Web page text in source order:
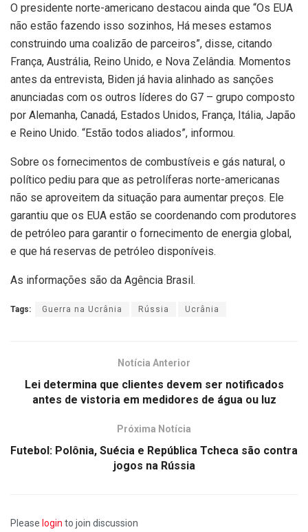
O presidente norte-americano destacou ainda que “Os EUA
não estão fazendo isso sozinhos, Há meses estamos
construindo uma coalizão de parceiros”, disse, citando
França, Austrália, Reino Unido, e Nova Zelândia. Momentos
antes da entrevista, Biden já havia alinhado as sanções
anunciadas com os outros líderes do G7 – grupo composto
por Alemanha, Canadá, Estados Unidos, França, Itália, Japão
e Reino Unido. “Estão todos aliados”, informou.
Sobre os fornecimentos de combustíveis e gás natural, o
político pediu para que as petrolíferas norte-americanas
não se aproveitem da situação para aumentar preços. Ele
garantiu que os EUA estão se coordenando com produtores
de petróleo para garantir o fornecimento de energia global,
e que há reservas de petróleo disponíveis.
As informações são da Agência Brasil.
Tags: Guerra na Ucrânia Rússia Ucrânia
Notícia Anterior
Lei determina que clientes devem ser notificados
antes de vistoria em medidores de água ou luz
Próxima Notícia
Futebol: Polônia, Suécia e República Tcheca são contra
jogos na Rússia
Please login to join discussion